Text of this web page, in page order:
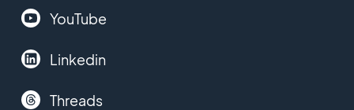
YouTube
Linkedin
Threads